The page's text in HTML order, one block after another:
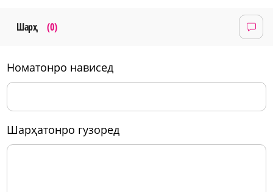
Шарҳ (0)
номатонро нависед
шарҳатонро гузоред